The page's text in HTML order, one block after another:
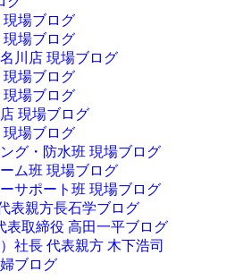
現場ブログ
現場ブログ
川店 現場ブログ
現場ブログ
現場ブログ
現場ブログ
現場ブログ
グ・防水班 現場ブログ
ム班 現場ブログ
サポート班 現場ブログ
表親方長石学ブログ
表取締役 高田一平ブログ
社長 代表親方 木下浩司
ブログ